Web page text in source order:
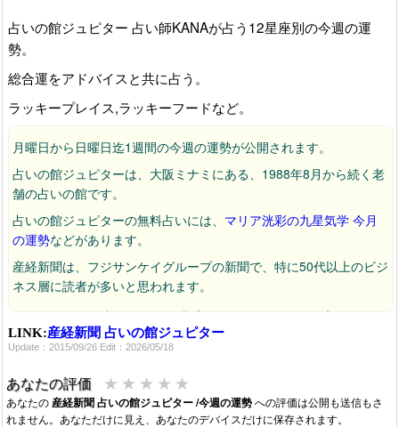
占いの館ジュピター 占い師KANAが占う12星座別の今週の運
勢。
総合運をアドバイスと共に占う。
ラッキープレイス,ラッキーフードなど。
月曜日から日曜日迄1週間の今週の運勢が公開されます。
占いの館ジュピターは、大阪ミナミにある、1988年8月から続く老
舗の占いの館です。
占いの館ジュピターの無料占いには、 マリア洸彩の九星気学 今月
の運勢などがあります。
産経新聞は、フジサンケイグループの新聞で、特に50代以上のビジ
ネス層に読者が多いと思われます。
ます。
LINK:産経新聞 占いの館ジュピター
Update：2015/09/26 Edit：2026/05/18
あなたの評価 ★ ★ ★ ★ ★
あなたの産経新聞 占いの館ジュピター /今週の運勢への評価は公開も送信もさ
れません。あなただけに見え、あなたのデバイスだけに保存されます。